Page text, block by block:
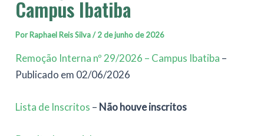
Campus Ibatiba
PorRaphael Reis Silva/2 de junho de 2026
Remoção Interna nº 29/2026 – Campus Ibatiba –
Publicado em 02/06/2026
Lista de Inscritos – Não houve inscritos